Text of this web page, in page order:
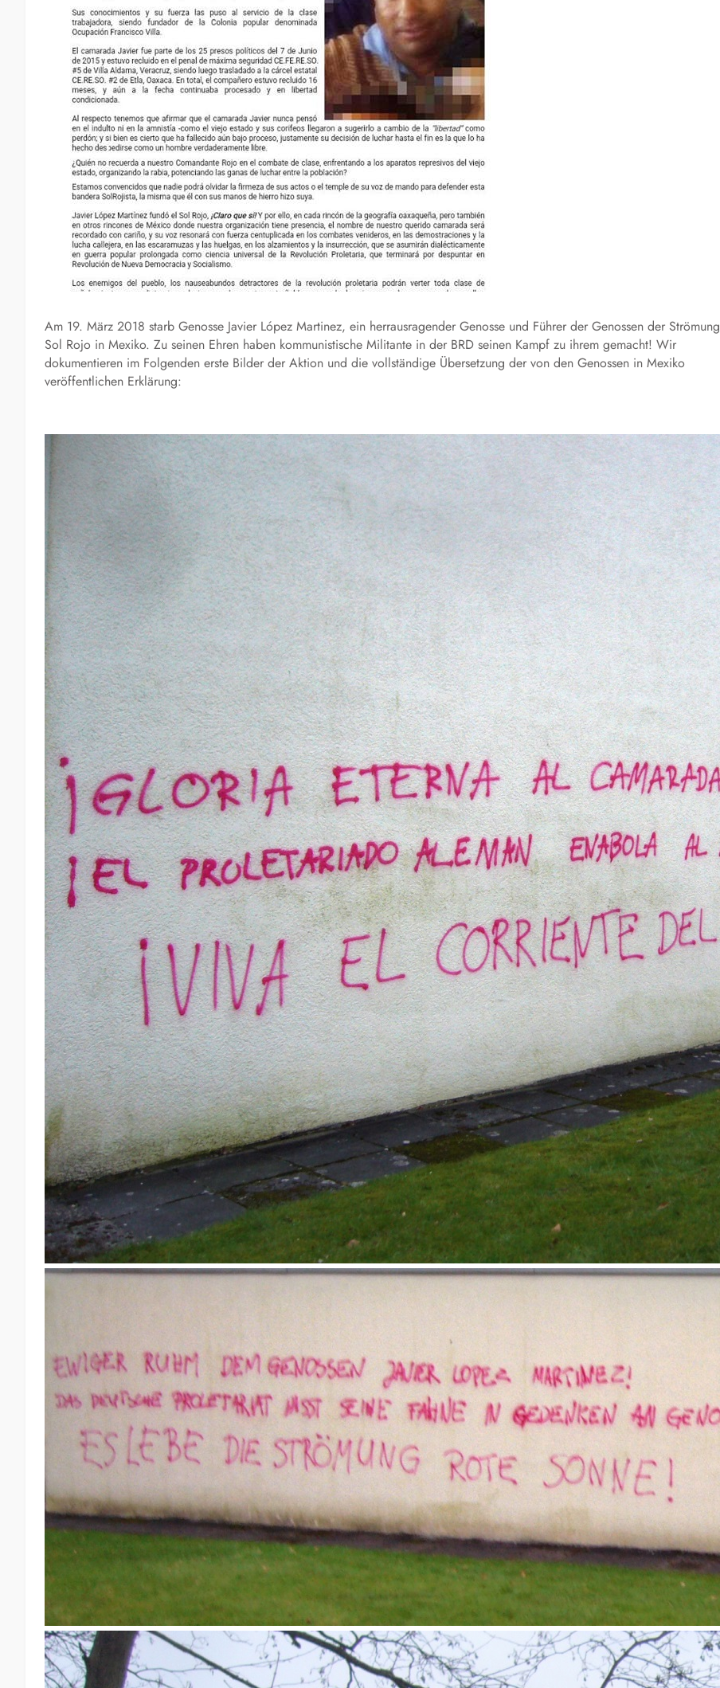
Am 19. März 2018 starb Genosse Javier López Martinez, ein herrausragender Genosse und Führer der Genossen der Strömung
Sol Rojo in Mexiko. Zu seinen Ehren haben kommunistische Militante in der BRD seinen Kampf zu ihrem gemacht! Wir
dokumentieren im Folgenden erste Bilder der Aktion und die vollständige Übersetzung der von den Genossen in Mexiko
veröffentlichen Erklärung: